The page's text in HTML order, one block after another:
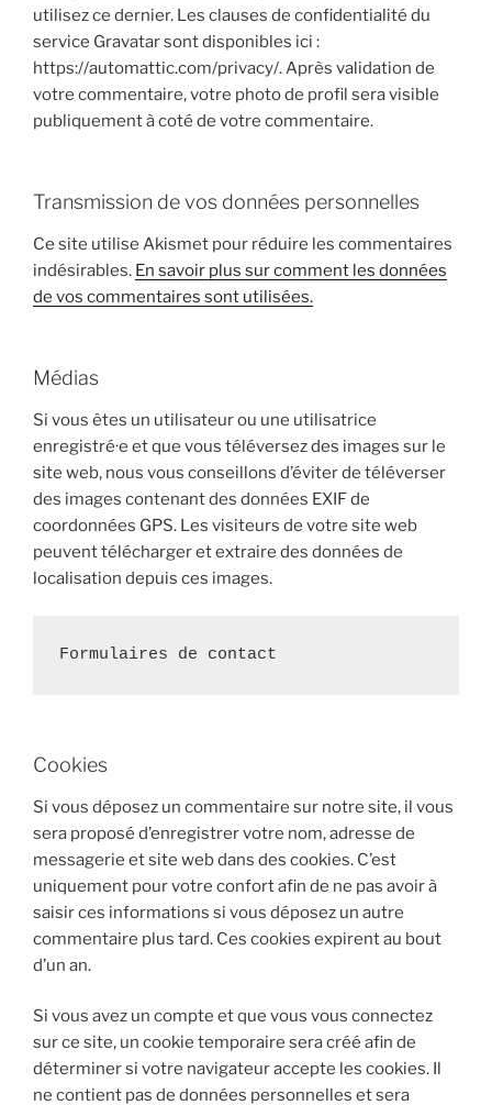
utilisez ce dernier. Les clauses de confidentialité du
service Gravatar sont disponibles ici :
https://automattic.com/privacy/. Après validation de
votre commentaire, votre photo de profil sera visible
publiquement à coté de votre commentaire.
Transmission de vos données personnelles
Ce site utilise Akismet pour réduire les commentaires
indésirables. En savoir plus sur comment les données
de vos commentaires sont utilisées.
Médias
Si vous êtes un utilisateur ou une utilisatrice
enregistré·e et que vous téléversez des images sur le
site web, nous vous conseillons d’éviter de téléverser
des images contenant des données EXIF de
coordonnées GPS. Les visiteurs de votre site web
peuvent télécharger et extraire des données de
localisation depuis ces images.
Formulaires de contact
Cookies
Si vous déposez un commentaire sur notre site, il vous
sera proposé d’enregistrer votre nom, adresse de
messagerie et site web dans des cookies. C’est
uniquement pour votre confort afin de ne pas avoir à
saisir ces informations si vous déposez un autre
commentaire plus tard. Ces cookies expirent au bout
d’un an.
Si vous avez un compte et que vous vous connectez
sur ce site, un cookie temporaire sera créé afin de
déterminer si votre navigateur accepte les cookies. Il
ne contient pas de données personnelles et sera